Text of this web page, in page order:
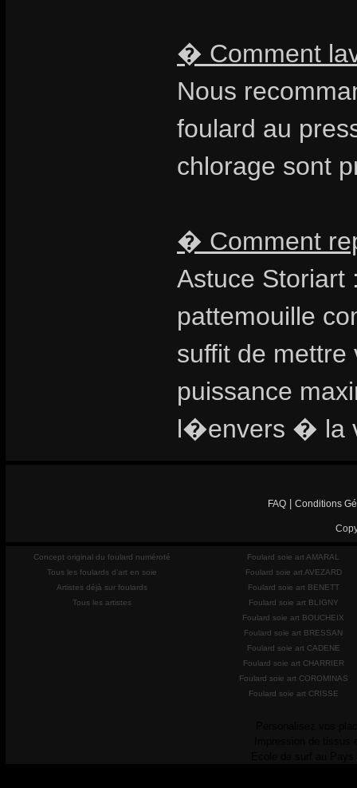
� Comment
Nous
foulard au
chlorage sont
� Comment
Astuce
pattemouille
suffit de
puissance
l�envers � la
FAQ Conditions
Concept original du foulard numéroté
Tous les foulards d'art en soie
Artistes déjà sur foulards
Tous les artistes
Foulard soie art AMARAL
Foulard soie art AVEZARD
Foulard soie art BENETT
Foulard soie art BLIGNY
Foulard soie art BOUCHEIX
Foulard soie art BRESSAN
Foulard soie art CADENE
Foulard soie art CHARRIER
Foulard soie art COROMINAS
Foulard soie art CRISSE